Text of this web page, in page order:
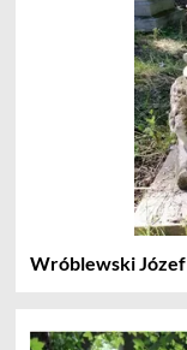
Wróblewski Józef